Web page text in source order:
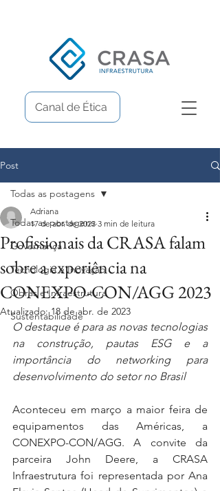
Canal de Ética
Post
Todas as postagens
Governança
Tecnologia e Inovação
Obras e Infraestrutura
Sustentabilidade
Todas as postagens
Profissionais da CRASA falam
sobre a experiência na
CONEXPO-CON/AGG 2023
Adriana
17 de abr. de 2023 3 min de leitura
Atualizado:18 de abr. de 2023
O destaque é para as novas tecnologias
na construção, pautas ESG e a
importância do networking para
desenvolvimento do setor no Brasil
Aconteceu em março a maior feira de
equipamentos das Américas, a
CONEXPO-CON/AGG. A convite da
parceira John Deere, a CRASA
Infraestrutura foi representada por Ana